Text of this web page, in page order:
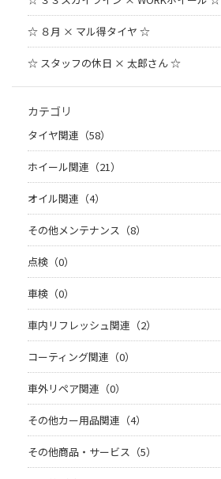
☆ ８月 × マル得タイヤ ☆
☆ スタッフの休日 × 太郎さん ☆
カテゴリ
タイヤ関連（58）
ホイール関連（21）
オイル関連（4）
その他メンテナンス（8）
点検（0）
車検（0）
車内リフレッシュ関連（2）
コーティング関連（0）
車外リペア関連（0）
その他カー用品関連（4）
その他商品・サービス（5）